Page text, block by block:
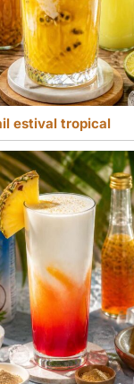
estival tropical